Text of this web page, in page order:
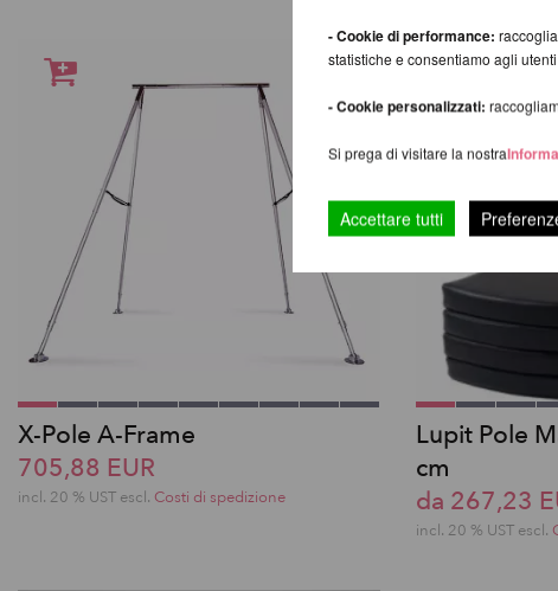
X-Pole A-Frame
705,88 EUR
incl. 20 % UST escl. Costi di spedizione
Lupit Pole
cm
da 267,23
incl. 20 % UST escl.
- Cookie di performance:
statistiche e consentiamo agli
- Cookie personalizzati:
Si prega di visitare la nostra
Accettare tutti